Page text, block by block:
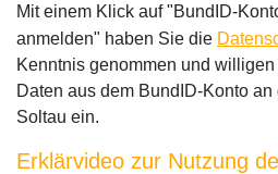
Mit einem Klick auf "BundID-
anmelden" haben Sie die
Kenntnis genommen und
Daten aus dem BundID-Konto
Soltau ein.
Erklärvideo zur Nutzung